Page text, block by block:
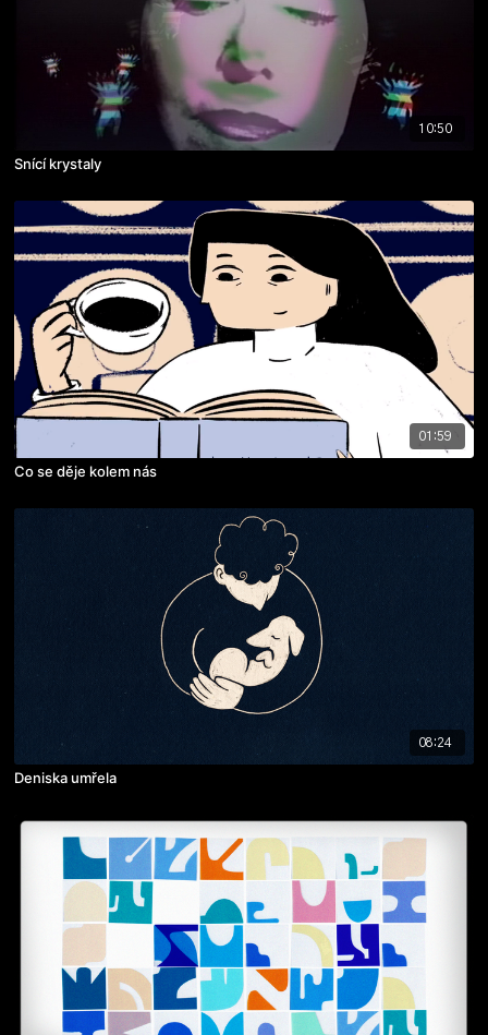
10:50
Snící krystaly
01:59
Co se děje kolem nás
08:24
Deniska umřela